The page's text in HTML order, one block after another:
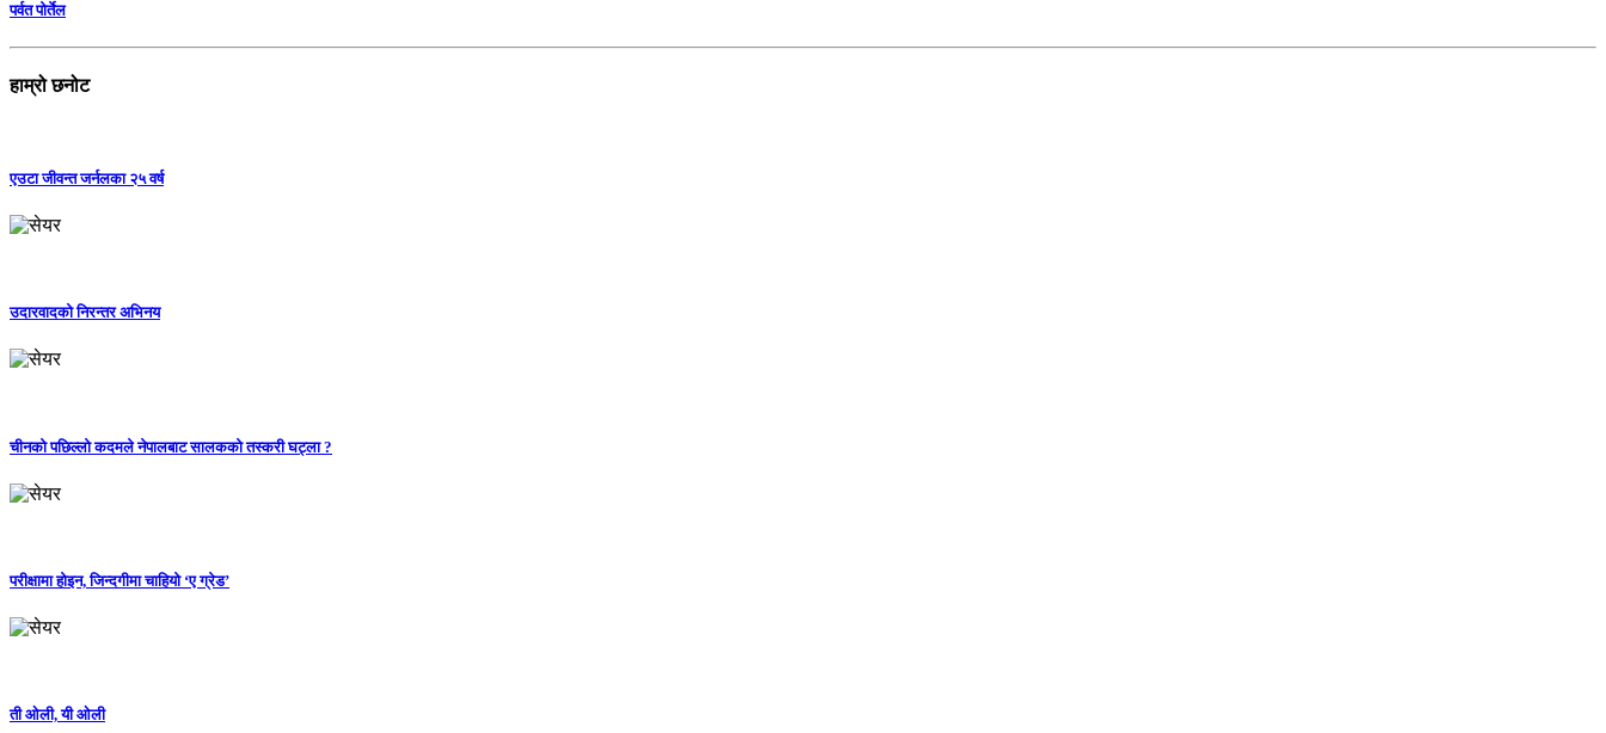
पर्वत पोर्तेल
हाम्रो छनोट
एउटा जीवन्त जर्नलका २५ वर्ष
उदारवादको निरन्तर अभिनय
चीनको पछिल्लो कदमले नेपालबाट सालकको तस्करी घट्ला ?
परीक्षामा होइन, जिन्दगीमा चाहियो ‘ए ग्रेड’
ती ओली, यी ओली